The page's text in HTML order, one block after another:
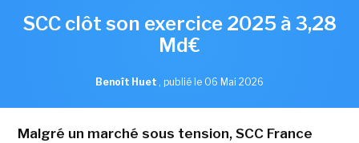
SCC clôt son exercice 2025 à 3,28
Md€
Benoît Huet , publié le 06 Mai 2026
Malgré un marché sous tension, SCC France